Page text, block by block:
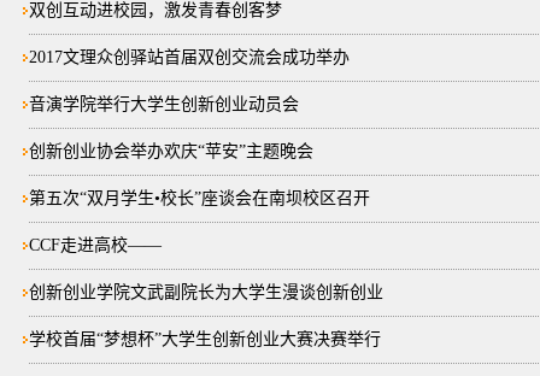
双创互动进校园，激发青春创客梦
2017文理众创驿站首届双创交流会成功举办
音演学院举行大学生创新创业动员会
创新创业协会举办欢庆“苹安”主题晚会
第五次“双月学生•校长”座谈会在南坝校区召开
CCF走进高校——
创新创业学院文武副院长为大学生漫谈创新创业
学校首届“梦想杯”大学生创新创业大赛决赛举行